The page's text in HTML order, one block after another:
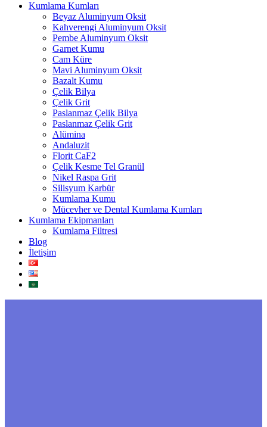
Kumlama Kumları
Beyaz Aluminyum Oksit
Kahverengi Aluminyum Oksit
Pembe Aluminyum Oksit
Garnet Kumu
Cam Küre
Mavi Aluminyum Oksit
Bazalt Kumu
Çelik Bilya
Çelik Grit
Paslanmaz Çelik Bilya
Paslanmaz Çelik Grit
Alümina
Andaluzit
Florit CaF2
Çelik Kesme Tel Granül
Nikel Raspa Grit
Silisyum Karbür
Kumlama Kumu
Mücevher ve Dental Kumlama Kumları
Kumlama Ekipmanları
Kumlama Filtresi
Blog
İletişim